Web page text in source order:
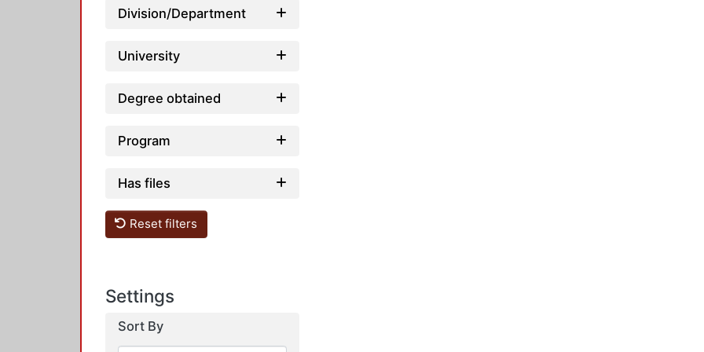
Division/Department
University
Degree obtained
Program
Has files
Reset filters
Settings
Sort By